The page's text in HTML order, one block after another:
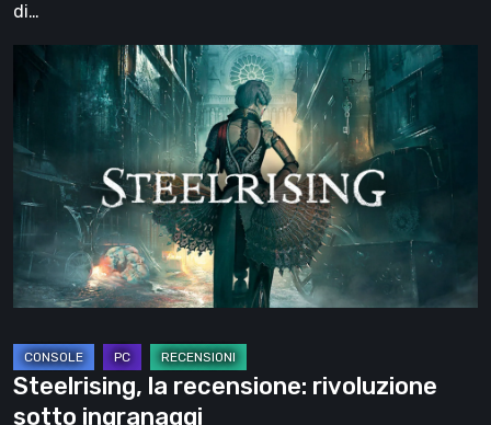
di…
Steelrising,
recensione:
rivoluzione
sotto
ingranaggi
Steelrising, la recensione: rivoluzione
sotto ingranaggi